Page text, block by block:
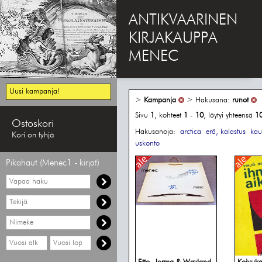
ANTIKVAARINEN
KIRJAKAUPPA
MENEC
Uusi kampanja!
Ostoskori
Kori on tyhjä
Pikahaut (Menec1 - kirjat)
Vapaa
haku
Hae
tekijää
Hae
nimekettä
Hae
vähimmäisvuosi
Hae
enimmäisvuosi
> Kampanja > Hakusana: runot
Sivu 1 , kohteet 1 - 10, löytyi yhteensä
Hakusanoja: arctica erä, kalastus
uskonto